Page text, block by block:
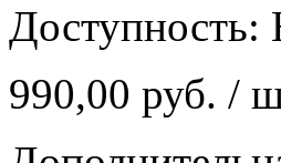
Доступность:
990,00 руб. /